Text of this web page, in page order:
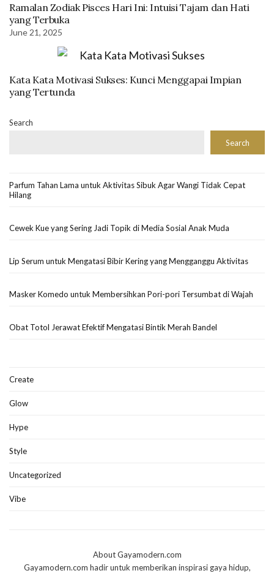
Ramalan Zodiak Pisces Hari Ini: Intuisi Tajam dan Hati
yang Terbuka
June 21, 2025
Kata Kata Motivasi Sukses: Kunci Menggapai Impian
yang Tertunda
Search
Search
Parfum Tahan Lama untuk Aktivitas Sibuk Agar Wangi Tidak Cepat
Hilang
Cewek Kue yang Sering Jadi Topik di Media Sosial Anak Muda
Lip Serum untuk Mengatasi Bibir Kering yang Mengganggu Aktivitas
Masker Komedo untuk Membersihkan Pori-pori Tersumbat di Wajah
Obat Totol Jerawat Efektif Mengatasi Bintik Merah Bandel
Create
Glow
Hype
Style
Uncategorized
Vibe
About Gayamodern.com
Gayamodern.com hadir untuk memberikan inspirasi gaya hidup,